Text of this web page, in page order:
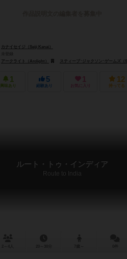
カナイセイジ（Seiji Kanai）
アークライト（Arclight）
スティーブ･ジャクソン･ゲームズ（Steve Jackson Games
1
興味あり
5
経験あり
1
お気に入り
12
持ってる
ルート・トゥ・インディア
Route to India